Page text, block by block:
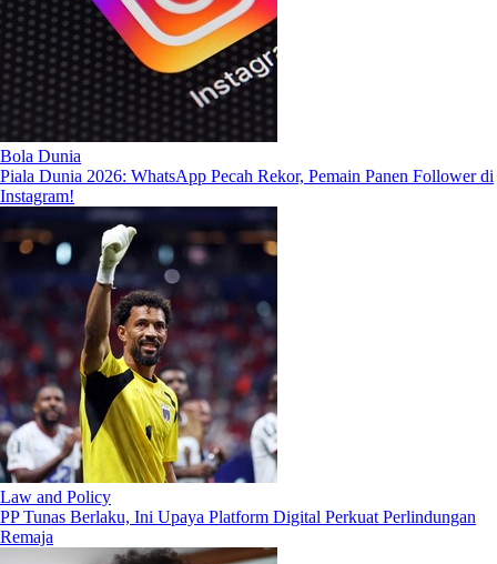
Bola Dunia
Piala Dunia 2026: WhatsApp Pecah Rekor, Pemain Panen Follower di
Instagram!
Law and Policy
PP Tunas Berlaku, Ini Upaya Platform Digital Perkuat Perlindungan
Remaja